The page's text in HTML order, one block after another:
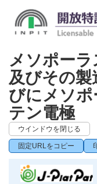
メソポー
及びその製
びにメソ
テン電極
ウインドウを閉じる
固定URLをコピー